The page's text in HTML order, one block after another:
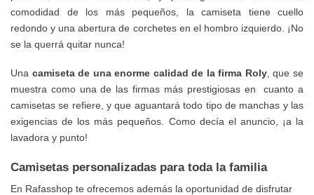
comodidad de los más pequeños, la camiseta tiene cuello
redondo y una abertura de corchetes en el hombro izquierdo. ¡No
se la querrá quitar nunca!
Una camiseta de una enorme calidad de la firma Roly, que se
muestra como una de las firmas más prestigiosas en cuanto a
camisetas se refiere, y que aguantará todo tipo de manchas y las
exigencias de los más pequeños. Como decía el anuncio, ¡a la
lavadora y punto!
Camisetas personalizadas para toda la familia
En Rafasshop te ofrecemos además la oportunidad de disfrutar